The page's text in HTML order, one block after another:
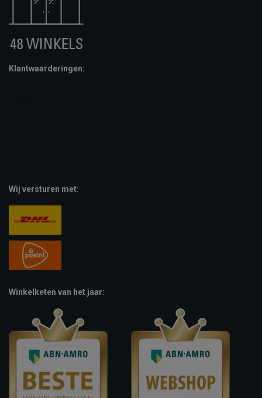
Klantwaarderingen:
Wij versturen met:
Winkelketen van het jaar: